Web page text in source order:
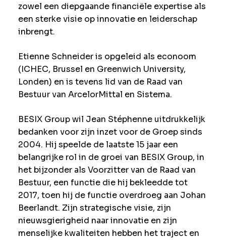
zowel een diepgaande financiële expertise als
een sterke visie op innovatie en leiderschap
inbrengt.
Etienne Schneider is opgeleid als econoom
(ICHEC, Brussel en Greenwich University,
Londen) en is tevens lid van de Raad van
Bestuur van ArcelorMittal en Sistema.
BESIX Group wil Jean Stéphenne uitdrukkelijk
bedanken voor zijn inzet voor de Groep sinds
2004. Hij speelde de laatste 15 jaar een
belangrijke rol in de groei van BESIX Group, in
het bijzonder als Voorzitter van de Raad van
Bestuur, een functie die hij bekleedde tot
2017, toen hij de functie overdroeg aan Johan
Beerlandt. Zijn strategische visie, zijn
nieuwsgierigheid naar innovatie en zijn
menselijke kwaliteiten hebben het traject en